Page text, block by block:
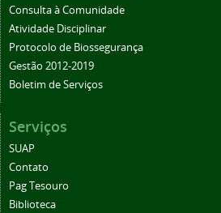
Consulta à Comunidade
Atividade Disciplinar
Protocolo de Biossegurança
Gestão 2012-2019
Boletim de Serviços
Serviços
SUAP
Contato
Pag Tesouro
Biblioteca